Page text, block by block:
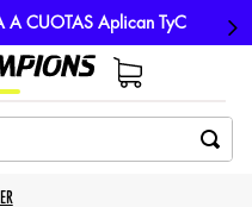
A CUOTAS Aplican TyC